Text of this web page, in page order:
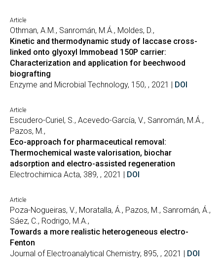
Article
Othman, A.M., Sanromán, M.Á., Moldes, D.,
Kinetic and thermodynamic study of laccase cross-
linked onto glyoxyl Immobead 150P carrier:
Characterization and application for beechwood
biografting
Enzyme and Microbial Technology, 150, , 2021 | DOI
Article
Escudero-Curiel, S., Acevedo-García, V., Sanromán, M.Á.,
Pazos, M.,
Eco-approach for pharmaceutical removal:
Thermochemical waste valorisation, biochar
adsorption and electro-assisted regeneration
Electrochimica Acta, 389, , 2021 | DOI
Article
Poza-Nogueiras, V., Moratalla, Á., Pazos, M., Sanromán, Á.,
Sáez, C., Rodrigo, M.A.,
Towards a more realistic heterogeneous electro-
Fenton
Journal of Electroanalytical Chemistry, 895, , 2021 | DOI